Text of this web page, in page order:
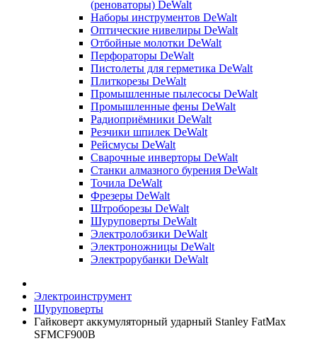
(реноваторы) DeWalt
Наборы инструментов DeWalt
Оптические нивелиры DeWalt
Отбойные молотки DeWalt
Перфораторы DeWalt
Пистолеты для герметика DeWalt
Плиткорезы DeWalt
Промышленные пылесосы DeWalt
Промышленные фены DeWalt
Радиоприёмники DeWalt
Резчики шпилек DeWalt
Рейсмусы DeWalt
Сварочные инверторы DeWalt
Станки алмазного бурения DeWalt
Точила DeWalt
Фрезеры DeWalt
Штроборезы DeWalt
Шуруповерты DeWalt
Электролобзики DeWalt
Электроножницы DeWalt
Электрорубанки DeWalt
Электроинструмент
Шуруповерты
Гайковерт аккумуляторный ударный Stanley FatMax
SFMCF900B